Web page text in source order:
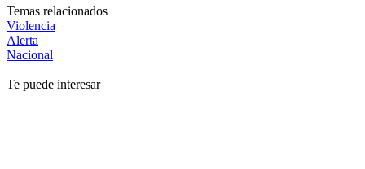
Temas relacionados
Violencia
Alerta
Nacional
Te puede interesar